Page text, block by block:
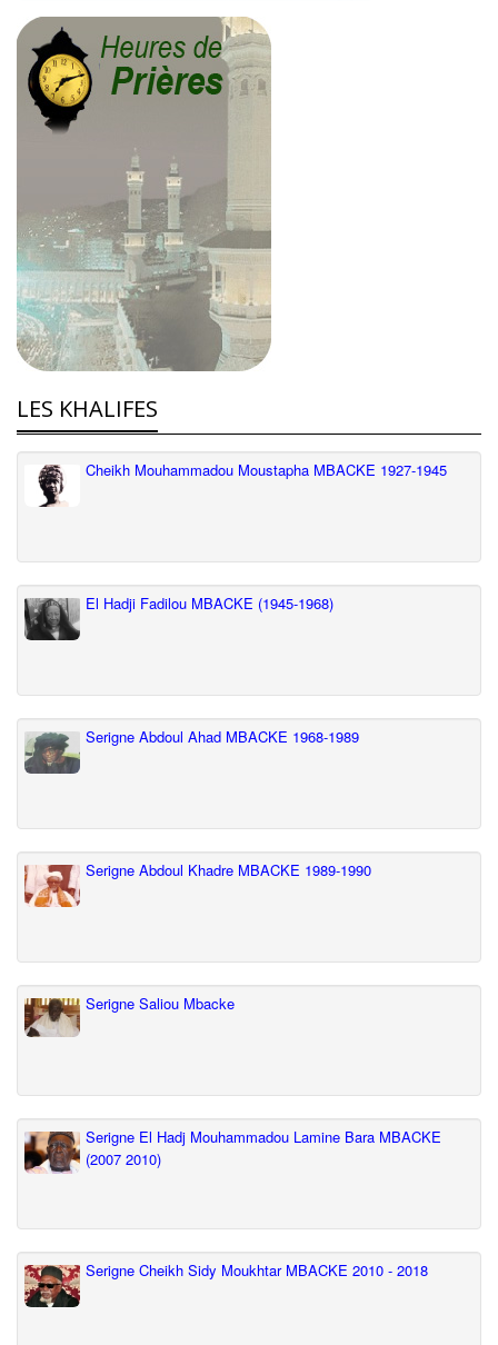
LES KHALIFES
Cheikh Mouhammadou Moustapha MBACKE 1927-1945
El Hadji Fadilou MBACKE (1945-1968)
Serigne Abdoul Ahad MBACKE 1968-1989
Serigne Abdoul Khadre MBACKE 1989-1990
Serigne Saliou Mbacke
Serigne El Hadj Mouhammadou Lamine Bara MBACKE
(2007 2010)
Serigne Cheikh Sidy Moukhtar MBACKE 2010 - 2018